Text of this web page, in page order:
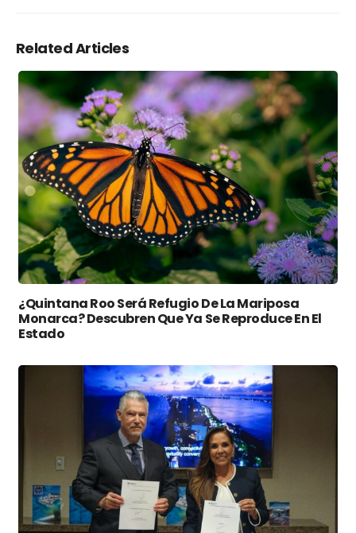
Related Articles
¿Quintana Roo Será Refugio De La Mariposa
Monarca? Descubren Que Ya Se Reproduce En El
Estado